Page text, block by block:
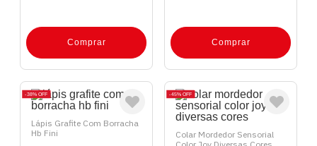
Comprar Comprar
38% OFF
Lápis Grafite Com Borracha
Hb Fini
45% OFF
Colar Mordedor Sensorial